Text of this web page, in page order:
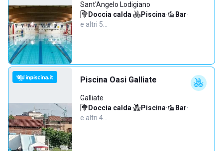
Sant'Angelo Lodigiano
Doccia calda· Piscina· Bar·
e altri 5…
Piscina Oasi Galliate
Galliate
Doccia calda· Piscina· Bar·
e altri 4…